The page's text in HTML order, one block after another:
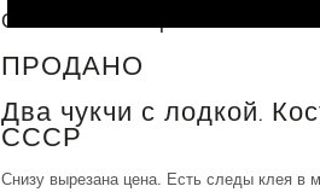
Описание товара
ПРОДАНО
Два чукчи с лодкой.
СССР
Снизу вырезана цена. Есть следы клея в